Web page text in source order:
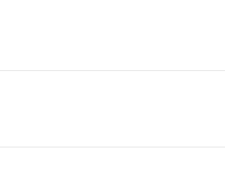
率使目标进入禁锢状态，无法使用招
若一列中只有1个目标，则攻击该目标2
宠物附加高级偷袭状态，该状态下不